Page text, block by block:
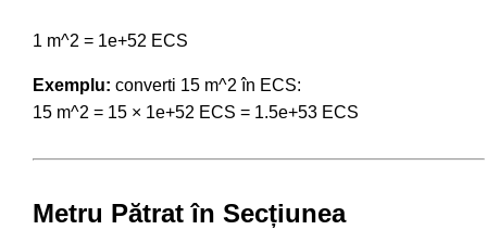
1 m^2 = 1e+52 ECS
Exemplu: converti 15 m^2 în ECS:
15 m^2 = 15 × 1e+52 ECS = 1.5e+53 ECS
Metru Pătrat în Secțiunea